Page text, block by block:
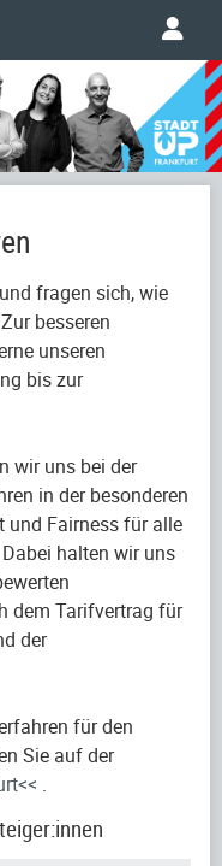
fragen sich, wie
besseren
unseren
bis zur
wir uns bei der
in der besonderen
und Fairness für alle
halten wir uns
dem Tarifvertrag für
der
für den
Sie auf der
.